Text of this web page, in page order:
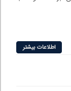
اطلاعات بیشتر